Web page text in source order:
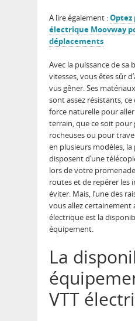
A lire également :Optez
électrique Moovway
déplacements
Avec la puissance de sa
vitesses, vous êtes sûr
vus gêner. Ses
sont assez résistants,
force naturelle pour
terrain, que ce soit pour
rocheuses ou pour
en plusieurs modèles,
disposent d’une
lors de votre promenade
routes et de repérer les
éviter. Mais, l’une des
vous allez certainement
électrique est la
équipement.
La
VTT